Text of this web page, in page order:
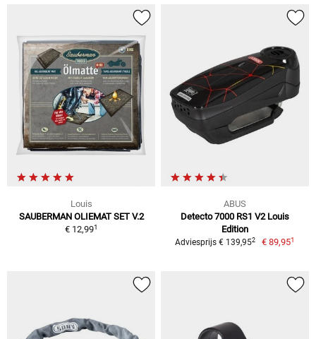
Louis
SAUBERMAN OLIEMAT SET V.2
€ 12,991
ABUS
Detecto 7000 RS1 V2 Louis
Edition
Adviesprijs € 139,952 € 89,951